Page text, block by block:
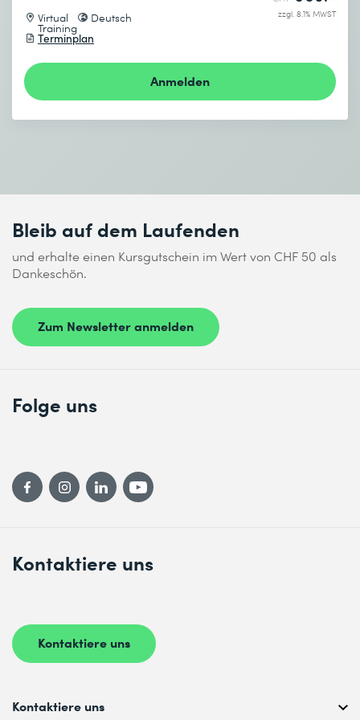
Virtual
Training
Deutsch
Terminplan
zzgl. 8.1% MWST
Anmelden
Bleib auf dem Laufenden
und erhalte einen Kursgutschein im Wert von CHF 50 als
Dankeschön.
Zum Newsletter anmelden
Kontaktiere uns
Kontaktiere uns
Folge uns
Kontaktiere uns